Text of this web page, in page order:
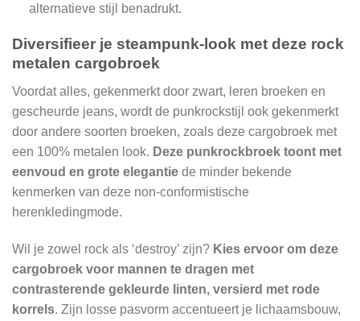
alternatieve stijl benadrukt.
Diversifieer je steampunk-look met deze rock
metalen cargobroek
Voordat alles, gekenmerkt door zwart, leren broeken en
gescheurde jeans, wordt de punkrockstijl ook gekenmerkt
door andere soorten broeken, zoals deze cargobroek met
een 100% metalen look. Deze punkrockbroek toont met
eenvoud en grote elegantie de minder bekende
kenmerken van deze non-conformistische
herenkledingmode.
Wil je zowel rock als ‘destroy’ zijn? Kies ervoor om deze
cargobroek voor mannen te dragen met
contrasterende gekleurde linten, versierd met rode
korrels. Zijn losse pasvorm accentueert je lichaamsbouw,